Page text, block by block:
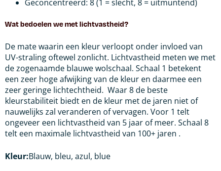
Geconcentreerd: 8 (1 = slecht, 8 = uitmuntend)
Wat bedoelen we met lichtvastheid?
De mate waarin een kleur verloopt onder invloed van
UV-straling oftewel zonlicht. Lichtvastheid meten we met
de zogenaamde blauwe wolschaal. Schaal 1 betekent
een zeer hoge afwijking van de kleur en daarmee een
zeer geringe lichtechtheid. Waar 8 de beste
kleurstabiliteit biedt en de kleur met de jaren niet of
nauwelijks zal veranderen of vervagen. Voor 1 telt
ongeveer een lichtvastheid van 5 jaar of meer. Schaal 8
telt een maximale lichtvastheid van 100+ jaren .
Kleur:Blauw, bleu, azul, blue